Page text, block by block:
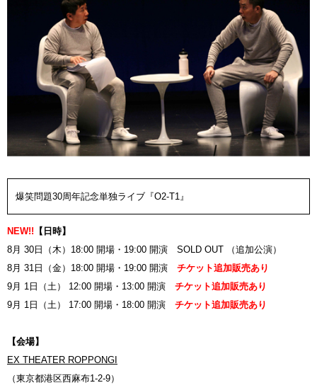
爆笑問題30周年記念単独ライブ『O2-T1』
NEW!! 【日時】
8月 30日（木）18:00 開場・19:00 開演 SOLD OUT （追加公演）
8月 31日（金）18:00 開場・19:00 開演 チケット追加販売あり
9月 1日（土） 12:00 開場・13:00 開演 チケット追加販売あり
9月 1日（土） 17:00 開場・18:00 開演 チケット追加販売あり
【会場】
EX THEATER ROPPONGI
（東京都港区西麻布1-2-9）